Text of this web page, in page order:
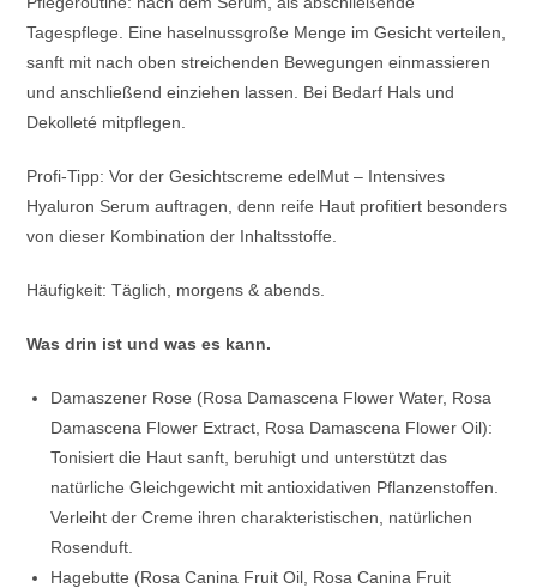
Tagespflege. Eine haselnussgroße Menge im Gesicht verteilen,
sanft mit nach oben streichenden Bewegungen einmassieren
und anschließend einziehen lassen. Bei Bedarf Hals und
Dekolleté mitpflegen.
Profi-Tipp: Vor der Gesichtscreme edelMut – Intensives
Hyaluron Serum auftragen, denn reife Haut profitiert besonders
von dieser Kombination der Inhaltsstoffe.
Häufigkeit: Täglich, morgens & abends.
Was drin ist und was es kann.
Damaszener Rose (Rosa Damascena Flower Water, Rosa
Damascena Flower Extract, Rosa Damascena Flower Oil):
Tonisiert die Haut sanft, beruhigt und unterstützt das
natürliche Gleichgewicht mit antioxidativen Pflanzenstoffen.
Verleiht der Creme ihren charakteristischen, natürlichen
Rosenduft.
Hagebutte (Rosa Canina Fruit Oil, Rosa Canina Fruit